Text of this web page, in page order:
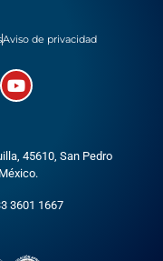
Aviso de privacidad
45610, San Pedro
3601 1667